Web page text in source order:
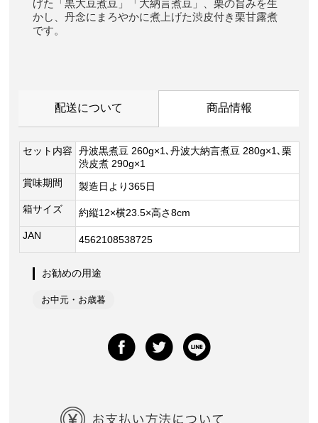
げた「黒大豆煮豆」「大納言煮豆」、栗の旨みを生
かし、丹念にまろやかに煮上げた渋皮付き栗甘露煮
です。
配送について 商品情報
セット内容
丹波黒煮豆 260g×1､丹波大納言煮豆 280g×1､栗
渋皮煮 290g×1
賞味期間
製造日より365日
箱サイズ
約縦12×横23.5×高さ8cm
JAN
4562108538725
お勧めの用途
お中元・お歳暮